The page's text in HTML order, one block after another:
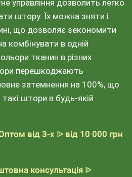
управління дозволить легко
штору. Їх можна зняти і
що дозволяє зекономити
комбінувати в одній
тканин в різних
перешкоджають
затемнення на 100%, що
штори в будь-якій
від 3-х ᐉ від 10 000 грн
консультація ᐉ